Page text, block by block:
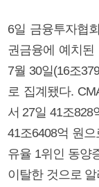
6일 금융투자협
권금융에 예치된
7월 30일(16조
로 집계됐다.
서 27일 41조828
41조6408억 원
유율 1위인 동양
이탈한 것으로